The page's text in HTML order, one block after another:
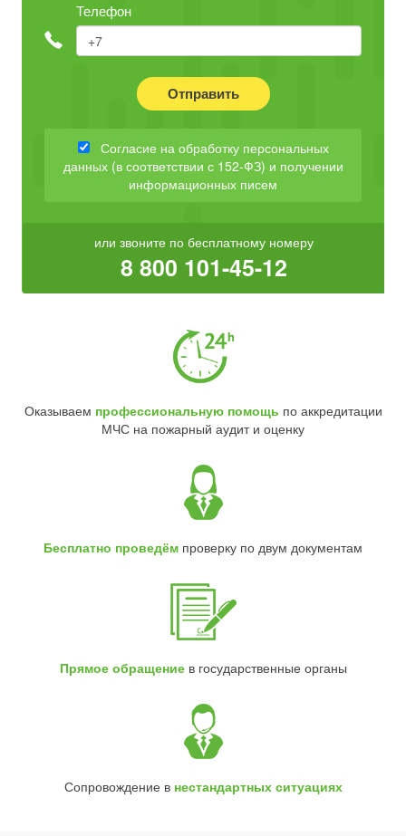
Телефон
Отправить
Согласие на обработку персональных
данных (в соответствии с 152-ФЗ) и получении
информационных писем
или звоните по бесплатному номеру
8 800 101-45-12
Оказываем профессиональную помощь по аккредитации
МЧС на пожарный аудит и оценку
Бесплатно проведём проверку по двум документам
Прямое обращениев государственные органы
Сопровождение в нестандартных ситуациях